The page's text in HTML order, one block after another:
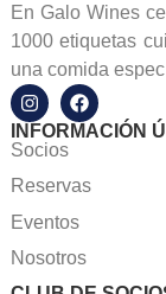
En Galo Wines
1000 etiquetas
una comida
INFORMACIÓN
Socios
Reservas
Eventos
Nosotros